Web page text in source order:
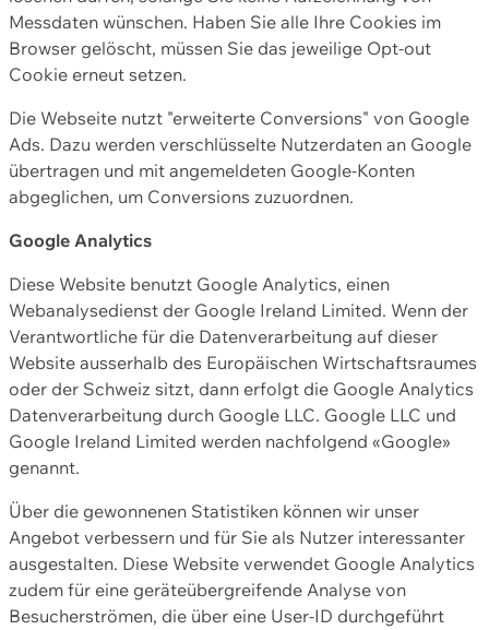
Messdaten wünschen. Haben Sie alle Ihre Cookies im
Browser gelöscht, müssen Sie das jeweilige Opt-out
Cookie erneut setzen.
Die Webseite nutzt "erweiterte Conversions" von Google
Ads. Dazu werden verschlüsselte Nutzerdaten an Google
übertragen und mit angemeldeten Google-Konten
abgeglichen, um Conversions zuzuordnen.
Google Analytics
Diese Website benutzt Google Analytics, einen
Webanalysedienst der Google Ireland Limited. Wenn der
Verantwortliche für die Datenverarbeitung auf dieser
Website ausserhalb des Europäischen Wirtschaftsraumes
oder der Schweiz sitzt, dann erfolgt die Google Analytics
Datenverarbeitung durch Google LLC. Google LLC und
Google Ireland Limited werden nachfolgend «Google»
genannt.
Über die gewonnenen Statistiken können wir unser
Angebot verbessern und für Sie als Nutzer interessanter
ausgestalten. Diese Website verwendet Google Analytics
zudem für eine geräteübergreifende Analyse von
Besucherströmen, die über eine User-ID durchgeführt